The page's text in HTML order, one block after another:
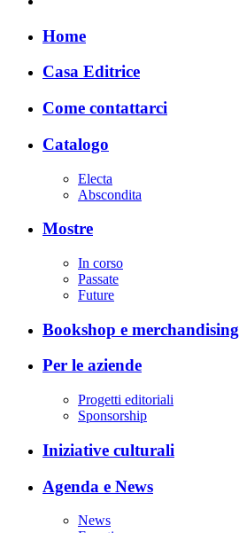
Home
Casa Editrice
Come contattarci
Catalogo
Electa
Abscondita
Mostre
In corso
Passate
Future
Bookshop e merchandising
Per le aziende
Progetti editoriali
Sponsorship
Iniziative culturali
Agenda e News
News